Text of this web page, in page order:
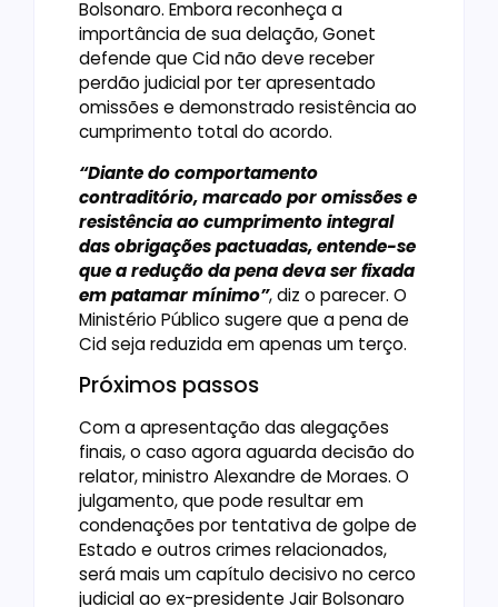
Bolsonaro. Embora reconheça a
importância de sua delação, Gonet
defende que Cid não deve receber
perdão judicial por ter apresentado
omissões e demonstrado resistência ao
cumprimento total do acordo.
“Diante do comportamento
contraditório, marcado por omissões e
resistência ao cumprimento integral
das obrigações pactuadas, entende-se
que a redução da pena deva ser fixada
em patamar mínimo”, diz o parecer. O
Ministério Público sugere que a pena de
Cid seja reduzida em apenas um terço.
Próximos passos
Com a apresentação das alegações
finais, o caso agora aguarda decisão do
relator, ministro Alexandre de Moraes. O
julgamento, que pode resultar em
condenações por tentativa de golpe de
Estado e outros crimes relacionados,
será mais um capítulo decisivo no cerco
judicial ao ex-presidente Jair Bolsonaro